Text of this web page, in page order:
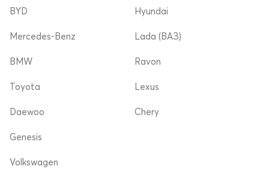
BYD
Mercedes-Benz
Hyundai
Lada (ВАЗ)
BMW
Toyota
Daewoo
Ravon
Lexus
Chery
Genesis
Volkswagen